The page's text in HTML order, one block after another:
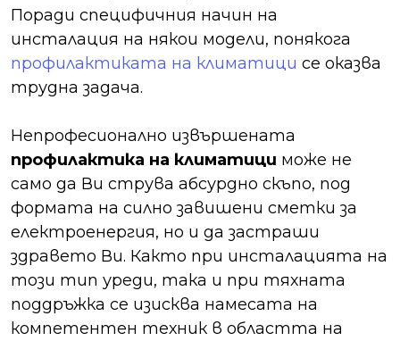
Поради специфичния начин на
инсталация на някои модели, понякога
профилактиката на климатици се оказва
трудна задача.
Непрофесионално извършената
профилактика на климатици може не
само да Ви струва абсурдно скъпо, под
формата на силно завишени сметки за
електроенергия, но и да застраши
здравето Ви. Както при инсталацията на
този тип уреди, така и при тяхната
поддръжка се изисква намесата на
компетентен техник в областта на